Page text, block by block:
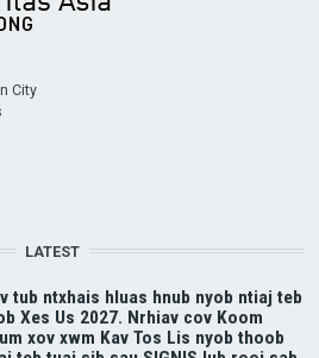
City
LATEST
tub ntxhais hluas hnub nyob ntiaj teb
Xes Us 2027. Nrhiav cov Koom
xov xwm Kav Tos Lis nyob thoob